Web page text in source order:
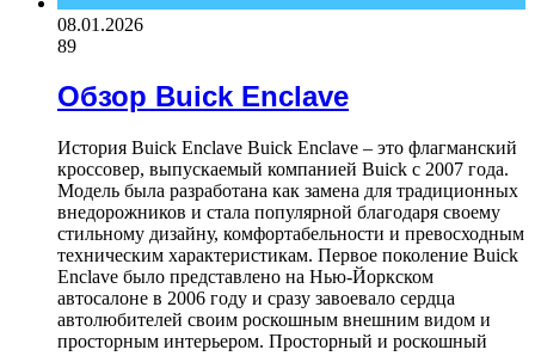
08.01.2026
89
Обзор Buick Enclave
История Buick Enclave Buick Enclave – это флагманский
кроссовер, выпускаемый компанией Buick с 2007 года.
Модель была разработана как замена для традиционных
внедорожников и стала популярной благодаря своему
стильному дизайну, комфортабельности и превосходным
техническим характеристикам. Первое поколение Buick
Enclave было представлено на Нью-Йоркском
автосалоне в 2006 году и сразу завоевало сердца
автолюбителей своим роскошным внешним видом и
просторным интерьером. Просторный и роскошный